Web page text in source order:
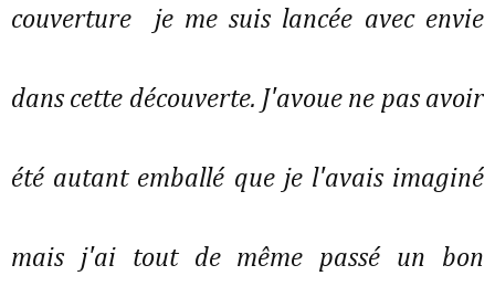
couverture je me suis lancée avec envie
dans cette découverte. J'avoue ne pas avoir
été autant emballé que je l'avais imaginé
mais j'ai tout de même passé un bon